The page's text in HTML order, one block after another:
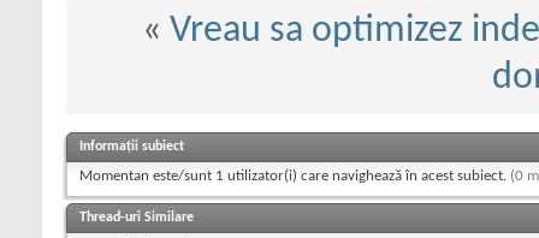
« Vreau sa optimizez
Informații subiect
Momentan este/sunt 1 utilizator(i) care navighează în acest subiect. (0
Thread-uri Similare